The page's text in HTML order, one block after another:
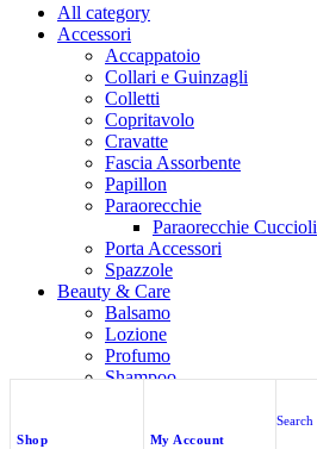
Shop My Account
Search
All category
Accessori
Accappatoio
Collari e Guinzagli
Colletti
Copritavolo
Cravatte
Fascia Assorbente
Papillon
Paraorecchie
Paraorecchie Cuccioli
Porta Accessori
Spazzole
Beauty & Care
Balsamo
Lozione
Profumo
Shampoo
Carrello